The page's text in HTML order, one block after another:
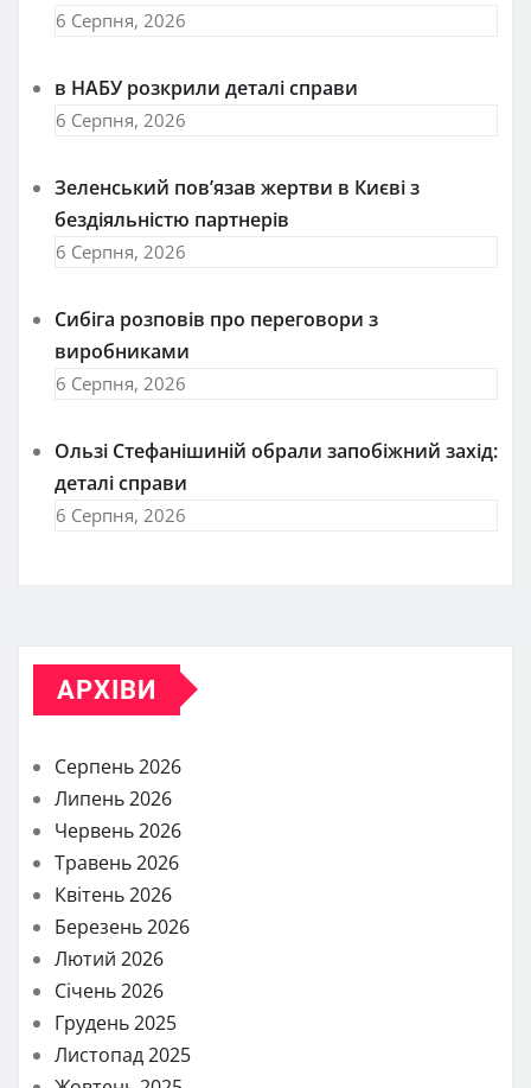
6 Серпня, 2026
в НАБУ розкрили деталі справи
6 Серпня, 2026
Зеленський пов’язав жертви в Києві з
бездіяльністю партнерів
6 Серпня, 2026
Сибіга розповів про переговори з
виробниками
6 Серпня, 2026
Ользі Стефанішиній обрали запобіжний захід:
деталі справи
6 Серпня, 2026
АРХІВИ
Серпень 2026
Липень 2026
Червень 2026
Травень 2026
Квітень 2026
Березень 2026
Лютий 2026
Січень 2026
Грудень 2025
Листопад 2025